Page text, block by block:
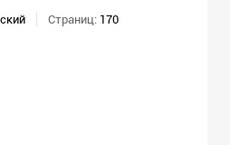
Страниц: 170